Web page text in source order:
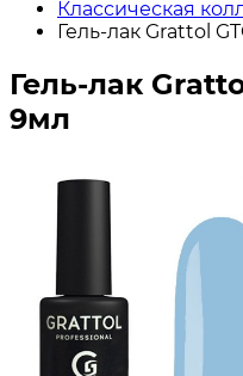
Классическая
Гель-лак Grattol
Гель-лак
9мл